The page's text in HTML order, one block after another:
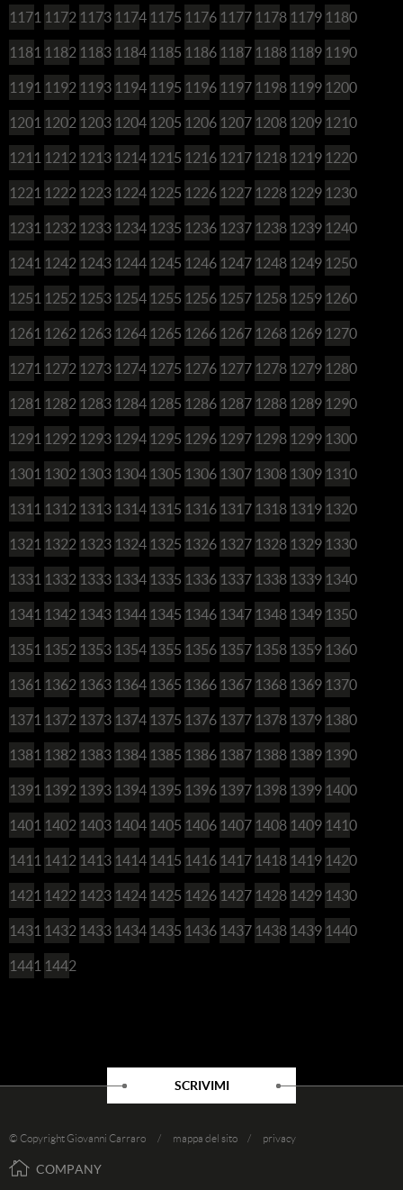
1171 1172 1173 1174 1175 1176 1177 1178 1179 1180
1181 1182 1183 1184 1185 1186 1187 1188 1189 1190
1191 1192 1193 1194 1195 1196 1197 1198 1199 1200
1201 1202 1203 1204 1205 1206 1207 1208 1209 1210
1211 1212 1213 1214 1215 1216 1217 1218 1219 1220
1221 1222 1223 1224 1225 1226 1227 1228 1229 1230
1231 1232 1233 1234 1235 1236 1237 1238 1239 1240
1241 1242 1243 1244 1245 1246 1247 1248 1249 1250
1251 1252 1253 1254 1255 1256 1257 1258 1259 1260
1261 1262 1263 1264 1265 1266 1267 1268 1269 1270
1271 1272 1273 1274 1275 1276 1277 1278 1279 1280
1281 1282 1283 1284 1285 1286 1287 1288 1289 1290
1291 1292 1293 1294 1295 1296 1297 1298 1299 1300
1301 1302 1303 1304 1305 1306 1307 1308 1309 1310
1311 1312 1313 1314 1315 1316 1317 1318 1319 1320
1321 1322 1323 1324 1325 1326 1327 1328 1329 1330
1331 1332 1333 1334 1335 1336 1337 1338 1339 1340
1341 1342 1343 1344 1345 1346 1347 1348 1349 1350
1351 1352 1353 1354 1355 1356 1357 1358 1359 1360
1361 1362 1363 1364 1365 1366 1367 1368 1369 1370
1371 1372 1373 1374 1375 1376 1377 1378 1379 1380
1381 1382 1383 1384 1385 1386 1387 1388 1389 1390
1391 1392 1393 1394 1395 1396 1397 1398 1399 1400
1401 1402 1403 1404 1405 1406 1407 1408 1409 1410
1411 1412 1413 1414 1415 1416 1417 1418 1419 1420
1421 1422 1423 1424 1425 1426 1427 1428 1429 1430
1431 1432 1433 1434 1435 1436 1437 1438 1439 1440
1441 1442
SCRIVIMI
© Copyright Giovanni Carraro / mappa del sito / privacy
COMPANY